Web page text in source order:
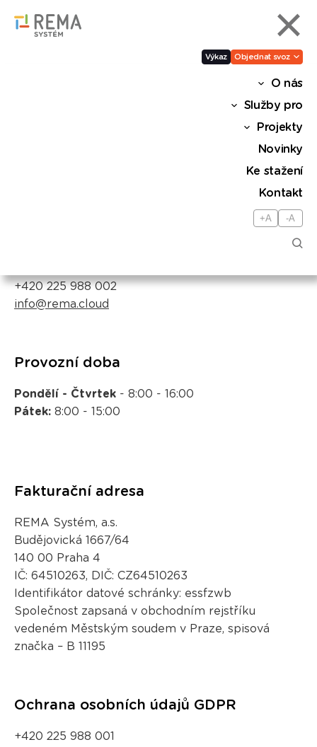
O nás
Služby pro
Projekty
Novinky
Ke stažení
Kontakt
+A -A
Výkaz Objednat svoz
+420 225 988 002
info@rema.cloud
Provozní doba
Pondělí - Čtvrtek- 8:00 - 16:00
Pátek:8:00 - 15:00
Fakturační adresa
REMA Systém, a.s.
Budějovická 1667/64
140 00 Praha 4
IČ: 64510263, DIČ: CZ64510263
Identifikátor datové schránky: essfzwb
Společnost zapsaná v obchodním rejstříku
vedeném Městským soudem v Praze, spisová
značka – B 11195
Ochrana osobních údajů GDPR
+420 225 988 001